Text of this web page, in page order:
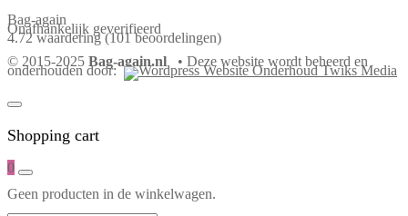
Bag-again
Onafhankelijk geverifieerd
4.72 waardering (101 beoordelingen)
© 2015-2025 Bag-again.nl • Deze website wordt beheerd en
onderhouden door:
Shopping cart
0
Geen producten in de winkelwagen.